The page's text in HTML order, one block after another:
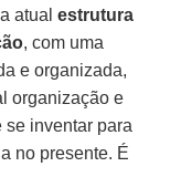
atualestrutura
, com uma
e organizada,
organização e
inventar para
no presente. É